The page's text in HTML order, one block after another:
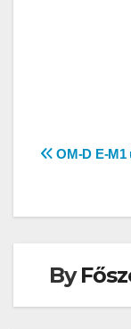
OM-D E-M1
By